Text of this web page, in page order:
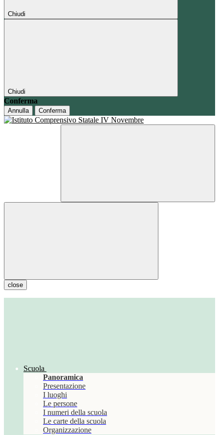
Chiudi
Chiudi
Conferma
Annulla Conferma
close
Scuola
Panoramica
Presentazione
I luoghi
Le persone
I numeri della scuola
Le carte della scuola
Organizzazione